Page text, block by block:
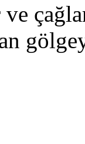
ve